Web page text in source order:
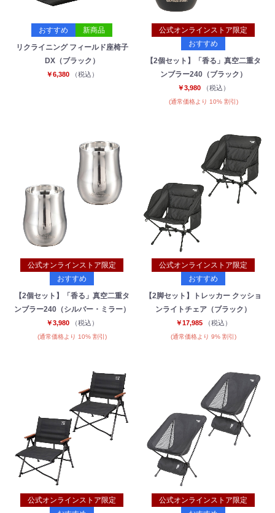
おすすめ 新商品
リクライニング フィールド座椅子
DX（ブラック）
￥6,380 （税込）
公式オンラインストア限定
おすすめ
【2個セット】「香る」真空二重タ
ンブラー240（ブラック）
￥3,980 （税込）
(通常価格より 10% 割引)
公式オンラインストア限定
おすすめ
【2個セット】「香る」真空二重タ
ンブラー240（シルバー・ミラー）
￥3,980 （税込）
(通常価格より 10% 割引)
公式オンラインストア限定
おすすめ
【2脚セット】トレッカー クッショ
ンライトチェア（ブラック）
￥17,985 （税込）
(通常価格より 9% 割引)
公式オンラインストア限定
公式オンラインストア限定